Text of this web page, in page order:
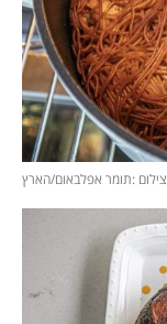
צילום :תומר אפלבאום/הארץ